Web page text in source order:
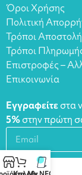
Όροι Χρήσης
Πολιτική
Τρόποι
Τρόποι
Επιστροφές –
Επικοινωνία
Εγγραφείτεστα
5%στην πρώτη